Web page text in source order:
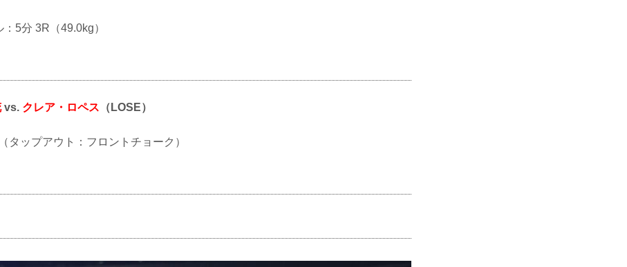
5分 3R（49.0kg）
vs. クレア・ロペス （LOSE）
タップアウト：フロントチョーク）